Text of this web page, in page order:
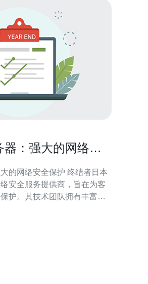
：强大的网络安
安全保护 终结者日本
安全服务提供商，旨在为客
护。其技术团队拥有丰富的